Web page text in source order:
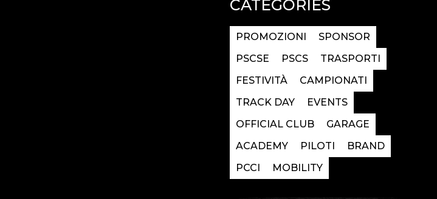
CATEGORIES
PROMOZIONI
SPONSOR
PSCSE
PSCS
TRASPORTI
FESTIVITÀ
CAMPIONATI
TRACK DAY
EVENTS
OFFICIAL CLUB
GARAGE
ACADEMY
PILOTI
BRAND
PCCI
MOBILITY